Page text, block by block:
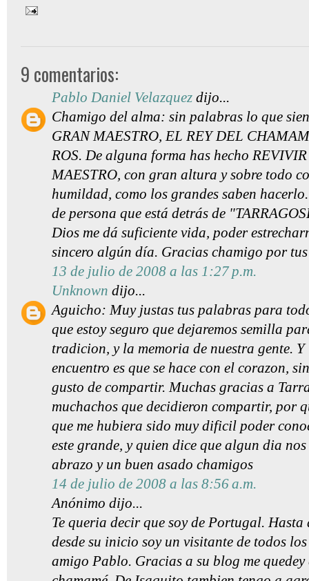
9 comentarios:
Pablo Daniel Velazquez dijo...
Chamigo del alma: sin palabras lo que
GRAN MAESTRO, EL REY DEL
ROS. De alguna forma has hecho
MAESTRO, con gran altura y sobre todo
humildad, como los grandes saben
de persona que está detrás de
Dios me dá suficiente vida, poder
sincero algún día. Gracias chamigo por
13 de julio de 2008 a las 1:27 p.m.
Unknown dijo...
Aguicho: Muy justas tus palabras para
que estoy seguro que dejaremos semilla
tradicion, y la memoria de nuestra gente. Y
encuentro es que se hace con el corazon,
gusto de compartir. Muchas gracias a
muchachos que decidieron compartir, por
que me hubiera sido muy dificil poder
este grande, y quien dice que algun dia
abrazo y un buen asado chamigos
14 de julio de 2008 a las 8:56 a.m.
Anónimo dijo...
Te queria decir que soy de Portugal.
desde su inicio soy un visitante de todos
amigo Pablo. Gracias a su blog me